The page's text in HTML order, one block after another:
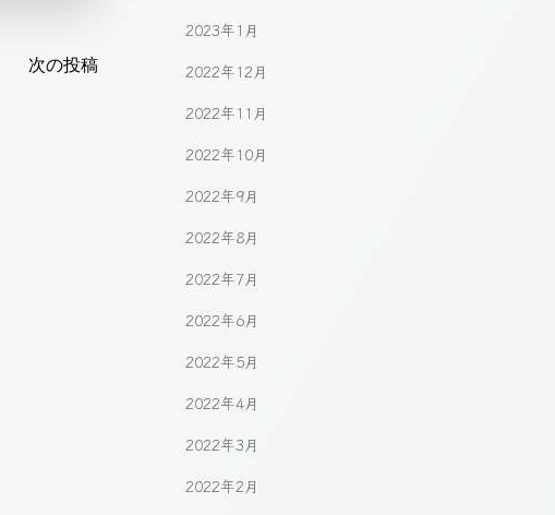
navigation
次の投稿
2023年1月
2022年12月
2022年11月
2022年10月
2022年9月
2022年8月
2022年7月
2022年6月
2022年5月
2022年4月
2022年3月
2022年2月